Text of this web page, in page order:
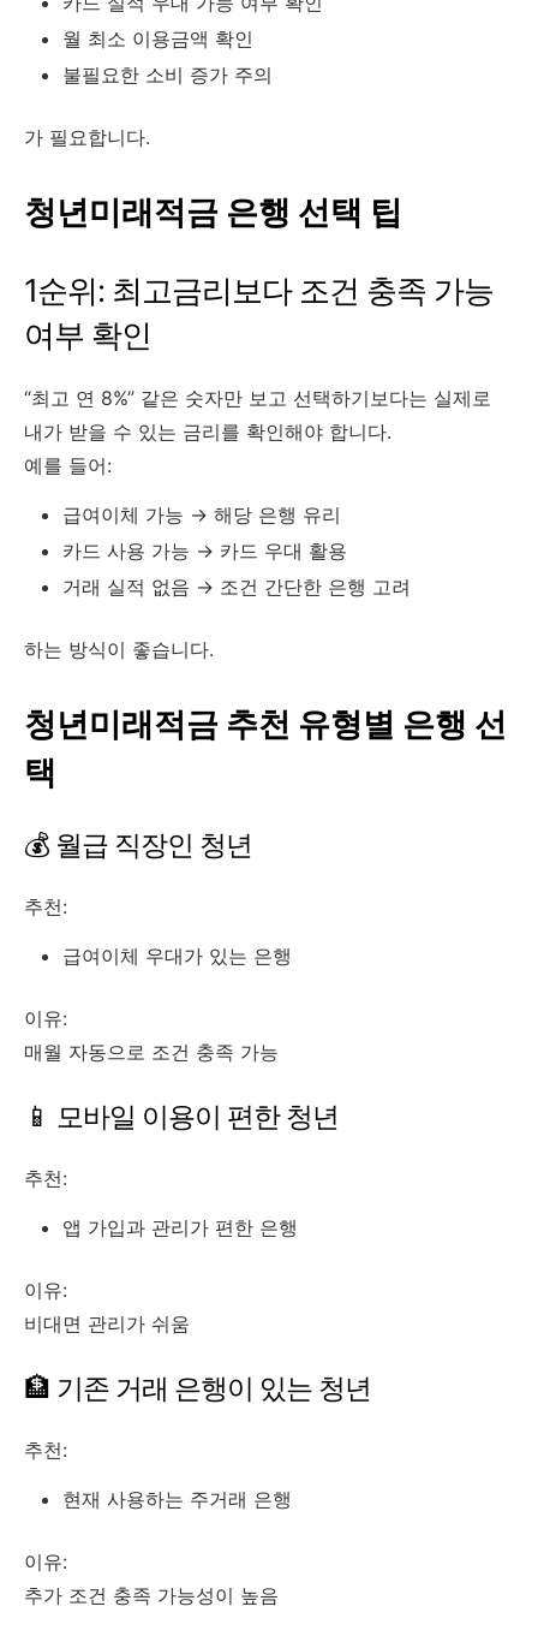
월 최소 이용금액 확인
불필요한 소비 증가 주의
가 필요합니다.
청년미래적금 은행 선택 팁
1순위: 최고금리보다 조건 충족 가능
여부 확인
“최고 연 8%” 같은 숫자만 보고 선택하기보다는 실제로
내가 받을 수 있는 금리를 확인해야 합니다.
예를 들어:
급여이체 가능 → 해당 은행 유리
카드 사용 가능 → 카드 우대 활용
거래 실적 없음 → 조건 간단한 은행 고려
하는 방식이 좋습니다.
청년미래적금 추천 유형별 은행 선
택
💰 월급 직장인 청년
추천:
급여이체 우대가 있는 은행
이유:
매월 자동으로 조건 충족 가능
📱 모바일 이용이 편한 청년
추천:
앱 가입과 관리가 편한 은행
이유:
비대면 관리가 쉬움
🏦 기존 거래 은행이 있는 청년
추천:
현재 사용하는 주거래 은행
이유:
추가 조건 충족 가능성이 높음